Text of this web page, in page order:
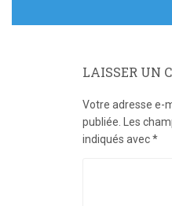
LAISSER UN
Votre adresse e-
publiée.
Les
indiqués avec*